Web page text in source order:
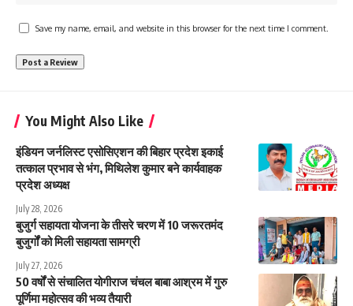
Save my name, email, and website in this browser for the next time I comment.
You Might Also Like
इंडियन जर्नलिस्ट एसोसिएशन की बिहार प्रदेश इकाई
तत्काल प्रभाव से भंग, मिथिलेश कुमार बने कार्यवाहक
प्रदेश अध्यक्ष
July 28, 2026
बुजुर्ग सहायता योजना के तीसरे चरण में 10 जरूरतमंद
बुजुर्गों को मिली सहायता सामग्री
July 27, 2026
50 वर्षों से संचालित योगीराज चंचल बाबा आश्रम में गुरु
पूर्णिमा महोत्सव की भव्य तैयारी